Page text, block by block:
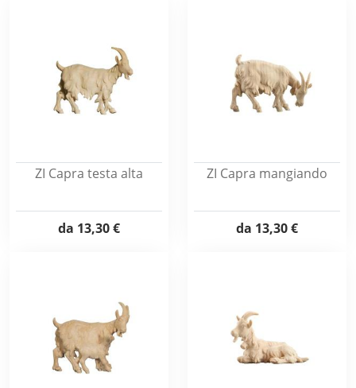
ZI Capra testa alta
da 13,30 €
ZI Capra mangiando
da 13,30 €